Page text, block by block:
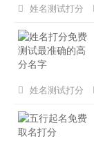
姓名测试打分
姓名测试打分